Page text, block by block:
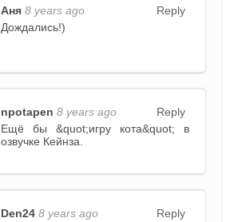
Reply
Аня 8 years ago
Дождались!)
Reply
npotapen 8 years ago
Ещё бы &quot;игру кота&quot; в
озвучке Кейнза.
Reply
Den24 8 years ago